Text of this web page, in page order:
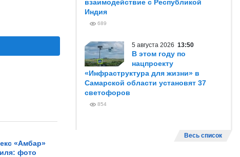
«Амбар»
фото
взаимодействие с Республикой
Индия
689
5 августа 2026 13:50
В этом году по
нацпроекту
«Инфраструктура для жизни» в
Самарской области установят 37
светофоров
854
Весь список